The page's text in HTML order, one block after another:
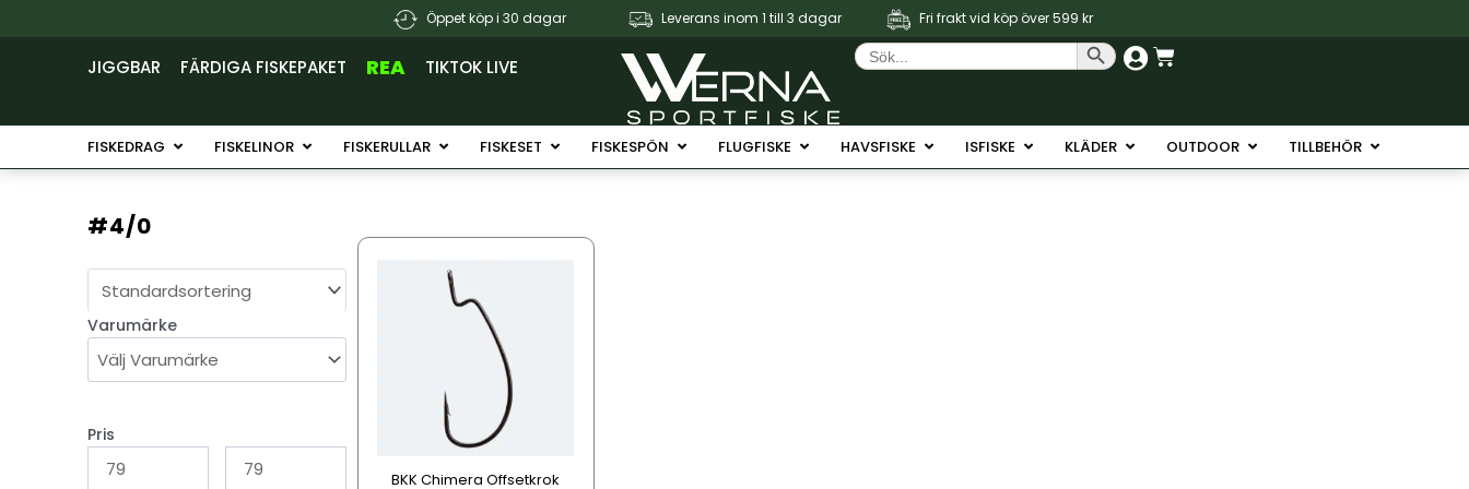
Öppet köp i 30 dagar Leverans inom 1 till 3 dagar Fri frakt vid köp över 599 kr
JIGGBAR FÄRDIGA FISKEPAKET REA TIKTOK LIVE
Sök
efter:
Sökknapp Varukorg
FISKEDRAG Öppna Fiskedrag
FISKELINOR Öppna Fiskelinor
FISKERULLAR Öppna Fiskerullar
FISKESET Öppna Fiskeset
FISKESPÖN Öppna Fiskespön
FLUGFISKE Öppna Flugfiske
HAVSFISKE Öppna Havsfiske
ISFISKE Öppna Isfiske
KLÄDER Öppna Kläder
OUTDOOR Öppna Outdoor
TILLBEHÖR Öppna
#4/0
Varumärke
Pris
BKK Chimera Offsetkrok
Den